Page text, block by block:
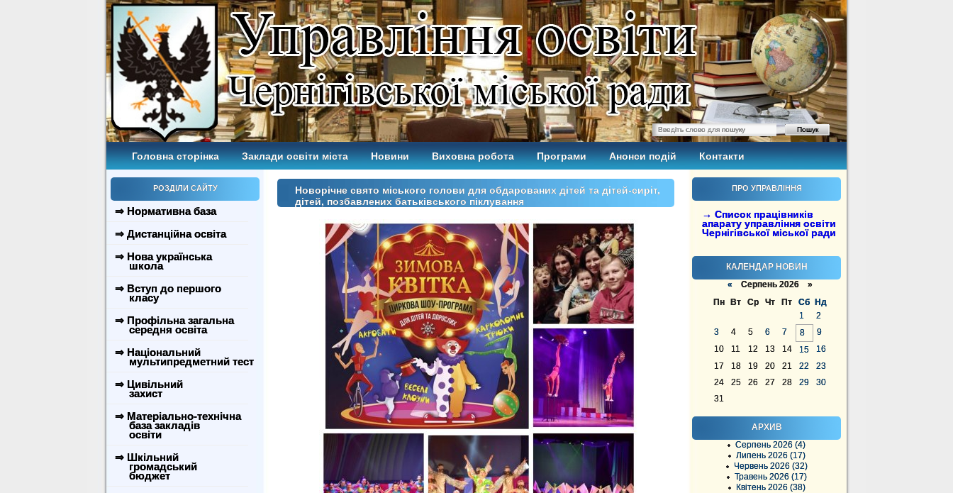
Головна сторінка Заклади освіти міста Новини Виховна робота Програми Анонси подій Контакти
РОЗДІЛИ САЙТУ
⇒ Нормативна база
⇒ Дистанційна освіта
⇒ Нова українська
школа
⇒ Вступ до першого
класу
⇒ Профільна загальна
середня освіта
⇒ Національний
мультипредметний тест
⇒ Цивільний
захист
⇒ Матеріально-технічна
база закладів
освіти
⇒ Шкільний
громадський
бюджет
ПРО УПРАВЛІННЯ
→ Список працівників
апарату управління освіти
Чернігівської міської ради
КАЛЕНДАР НОВИН
« Серпень 2026 »
Пн
Вт Ср Чт Пт Сб
Нд
1
2
3
4 5 6 7 8
9
10
11 12 13 14 15
16
17
18 19 20 21 22
23
24
25 26 27 28 29
30
31
АРХИВ
Серпень 2026 (4)
Липень 2026 (17)
Червень 2026 (32)
Травень 2026 (17)
Квітень 2026 (38)
Новорічне свято міського голови для обдарованих дітей та дітей-сиріт,
дітей, позбавлених батьківського піклування